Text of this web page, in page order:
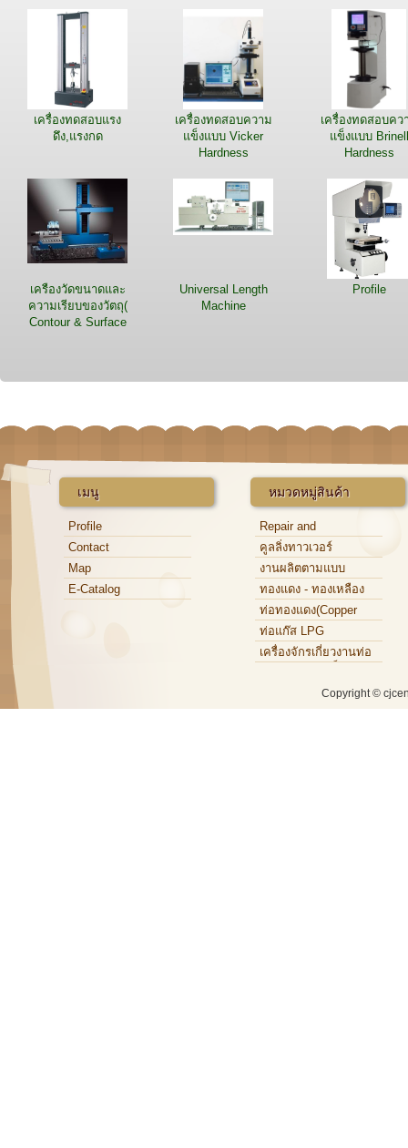
เครื่องทดสอบแรง
ดึง,แรงกด
เครื่องทดสอบความ
แข็งแบบ Vicker
Hardness
เครื่องทดสอบคว
แข็งแบบ Brinell
Hardness
เครืองวัดขนาดและ
ความเรียบของวัตถุ(
Contour & Surface
Universal Length
Machine
Profile
เมนู
Profile
Contact
Map
E-Catalog
หมวดหมู่สินค้า
Repair and
Maintenance
คูลลิ่งทาวเวอร์
งานผลิตตามแบบ
ทองแดง - ทองเหลือง
ท่อทองแดง(Copper
Tube)
ท่อแก๊ส LPG
เครื่องจักรเกี่ยวงานท่อ
Copyright ©